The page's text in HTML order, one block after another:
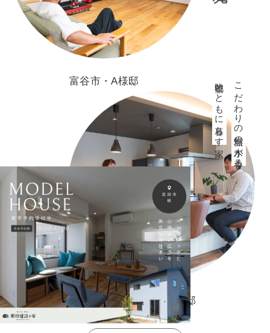
富谷市・A様邸 こだわりの無垢の木が香る
眺望とともに暮らす家
仙台市・S様邸